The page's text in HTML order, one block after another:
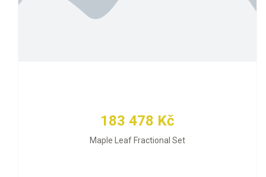
183 478 Kč
Maple Leaf Fractional Set